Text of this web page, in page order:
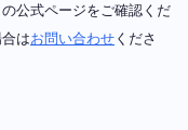
公式ページをご確認くだ
はお問い合わせ くださ